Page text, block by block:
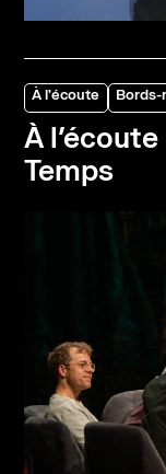
À l'écoute Bords-
À
Temps